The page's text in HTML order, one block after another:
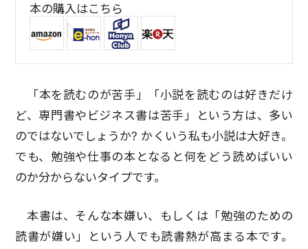
本の購入はこちら
「本を読むのが苦手」「小説を読むのは好きだけ
ど、専門書やビジネス書は苦手」という方は、多い
のではないでしょうか? かくいう私も小説は大好き。
でも、勉強や仕事の本となると何をどう読めばいい
のか分からないタイプです。
本書は、そんな本嫌い、もしくは「勉強のための
読書が嫌い」という人でも読書熱が高まる本です。